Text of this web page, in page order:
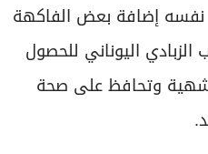
إضافة بعض الفاكهة
الزبادي اليوناني للحصول
وتحافظ على صحة